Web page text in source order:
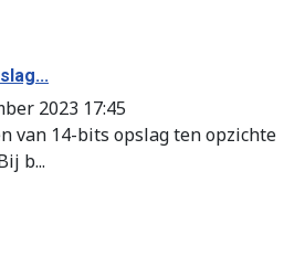
2023 17:45
van 14-bits opslag ten opzichte
b...